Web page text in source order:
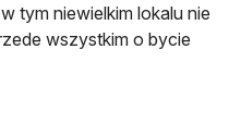
tym niewielkim lokalu nie
wszystkim o bycie